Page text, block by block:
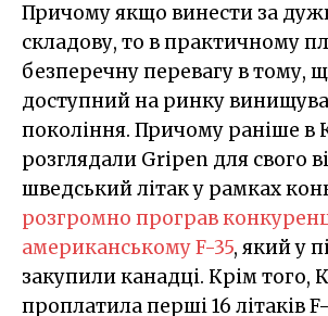
Причому якщо винести за
складову, то в практичному
безперечну перевагу в тому,
доступний на ринку
покоління. Причому раніше в
розглядали Gripen для свого
шведський літак у рамках
розгромно програв
американському F-35, який у
закупили канадці. Крім того,
проплатила перші 16 літаків